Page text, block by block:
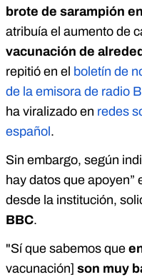
brote de sarampión
atribuía el aumento de
vacunación de
repitió en el boletín de
de la emisora de radio
ha viralizado en redes
español .
Sin embargo, según
hay datos que apoyen”
desde la institución,
BBC.
"Sí que sabemos que
vacunación] son muy